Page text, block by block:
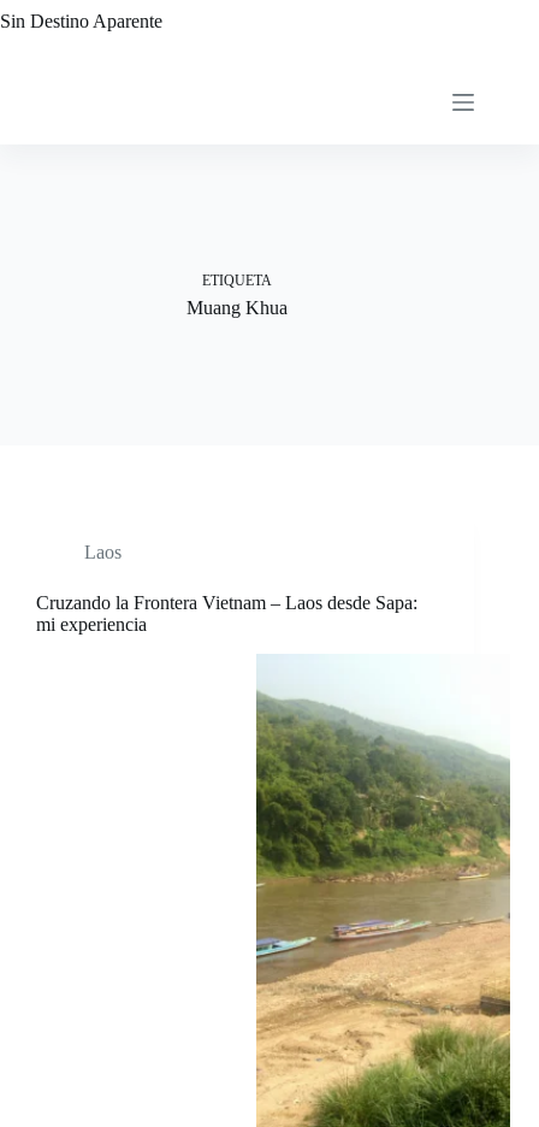
al
Sin Destino Aparente
ETIQUETA
Muang Khua
Laos
Cruzando la Frontera Vietnam – Laos desde Sapa:
mi experiencia